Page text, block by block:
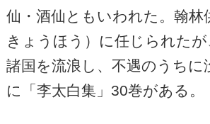
仙・酒仙ともいわれた。翰林
きょうほう）に任じられた
諸国を流浪し、不遇のうちに
に「李太白集」30巻がある。